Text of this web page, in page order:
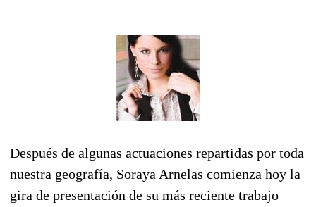
Después de algunas actuaciones repartidas por toda
nuestra geografía, Soraya Arnelas comienza hoy la
gira de presentación de su más reciente trabajo